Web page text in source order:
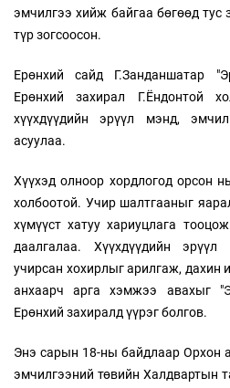
эмчилгээ хийж байгаа бөгөөд тус
түр зогсоосон.
Ерөнхий сайд Г.Занданшатар
Ерөнхий захирал Г.Ёндонтой
хүүхдүүдийн эрүүл мэнд,
асуулаа.
Хүүхэд олноор хордлогод орсон
холбоотой. Учир шалтгааныг
хүмүүст хатуу хариуцлага
даалгалаа. Хүүхдүүдийн
учирсан хохирлыг арилгаж, дахин
анхаарч арга хэмжээ авахыг
Ерөнхий захиралд үүрэг болгов.
Энэ сарын 18-ны байдлаар Орхон
эмчилгээний төвийн Халдвартын